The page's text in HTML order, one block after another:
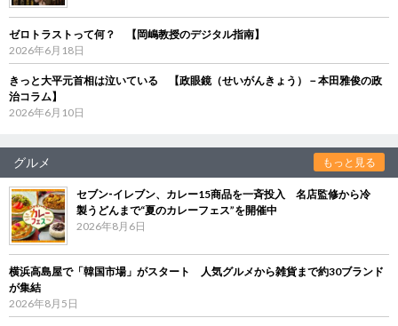
ゼロトラストって何？ 【岡嶋教授のデジタル指南】
2026年6月18日
きっと大平元首相は泣いている 【政眼鏡（せいがんきょう）－本田雅俊の政
治コラム】
2026年6月10日
グルメ もっと見る
セブン‐イレブン、カレー15商品を一斉投入 名店監修から冷
製うどんまで“夏のカレーフェス”を開催中
2026年8月6日
横浜高島屋で「韓国市場」がスタート 人気グルメから雑貨まで約30ブランド
が集結
2026年8月5日